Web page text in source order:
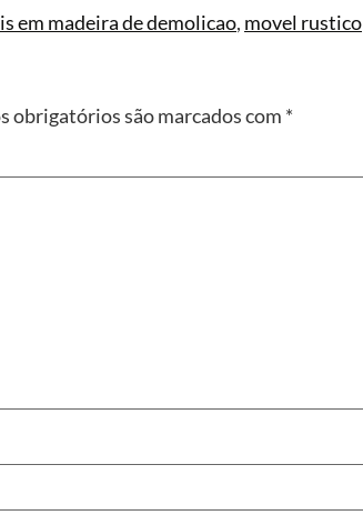
em madeira de demolicao, movel rustico
obrigatórios são marcados com *